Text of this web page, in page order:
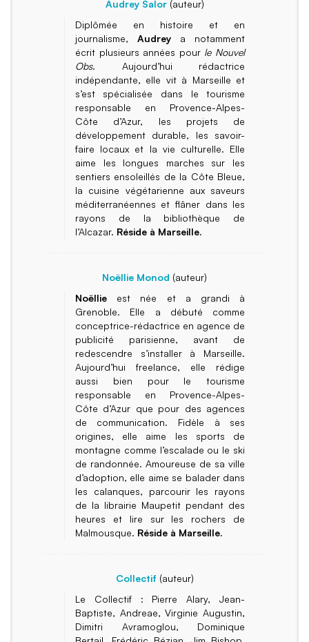
Audrey Salor(auteur)
Diplômée en histoire et en
journalisme, Audrey a notamment
écrit plusieurs années pour le Nouvel
Obs. Aujourd’hui rédactrice
indépendante, elle vit à Marseille et
s’est spécialisée dans le tourisme
responsable en Provence-Alpes-
Côte d’Azur, les projets de
développement durable, les savoir-
faire locaux et la vie culturelle. Elle
aime les longues marches sur les
sentiers ensoleillés de la Côte Bleue,
la cuisine végétarienne aux saveurs
méditerranéennes et flâner dans les
rayons de la bibliothèque de
l’Alcazar. Réside à Marseille.
Noëllie Monod (auteur)
Noëllieest née et a grandi à
Grenoble. Elle a débuté comme
conceptrice-rédactrice en agence de
publicité parisienne, avant de
redescendre s’installer à Marseille.
Aujourd’hui freelance, elle rédige
aussi bien pour le tourisme
responsable en Provence-Alpes-
Côte d’Azur que pour des agences
de communication. Fidèle à ses
origines, elle aime les sports de
montagne comme l’escalade ou le ski
de randonnée. Amoureuse de sa ville
d’adoption, elle aime se balader dans
les calanques, parcourir les rayons
de la librairie Maupetit pendant des
heures et lire sur les rochers de
Malmousque. Réside à Marseille.
Collectif (auteur)
Le Collectif : Pierre Alary, Jean-
Baptiste, Andreae, Virginie Augustin,
Dimitri Avramoglou, Dominique